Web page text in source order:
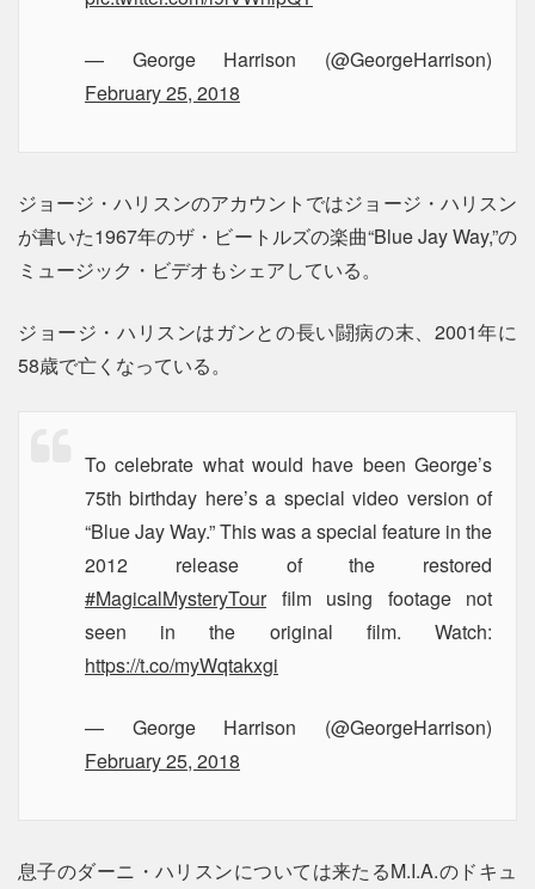
— George Harrison (@GeorgeHarrison)
February 25, 2018
ジョージ・ハリスンのアカウントではジョージ・ハリスン
が書いた1967年のザ・ビートルズの楽曲“Blue Jay Way,”の
ミュージック・ビデオもシェアしている。
ジョージ・ハリスンはガンとの長い闘病の末、2001年に
58歳で亡くなっている。
To celebrate what would have been George’s
75th birthday here’s a special video version of
“Blue Jay Way.” This was a special feature in the
2012 release of the restored
#MagicalMysteryTourfilm using footage not
seen in the original film. Watch:
https://t.co/myWqtakxgi
— George Harrison (@GeorgeHarrison)
February 25, 2018
息子のダーニ・ハリスンについては来たるM.I.A.のドキュ